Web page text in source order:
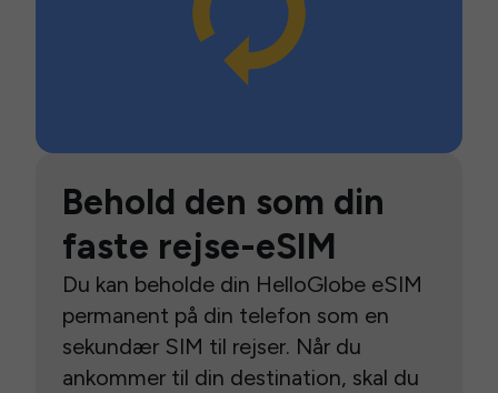
Behold den som din
faste rejse-eSIM
Du kan beholde din HelloGlobe eSIM
permanent på din telefon som en
sekundær SIM til rejser. Når du
ankommer til din destination, skal du